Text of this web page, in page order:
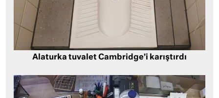
Alaturka tuvalet Cambridge’i karıştırdı